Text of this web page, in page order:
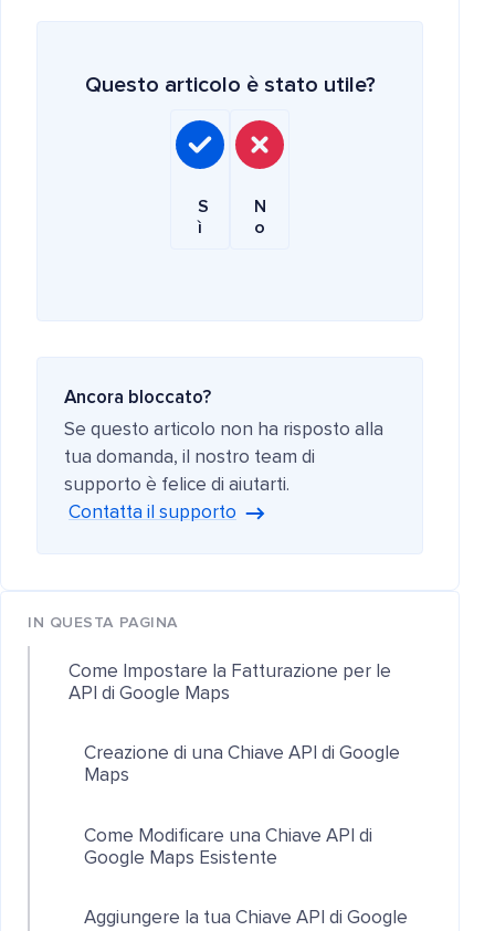
Questo articolo è stato utile?
S
ì
N
o
Ancora bloccato?
Se questo articolo non ha risposto alla
tua domanda, il nostro team di
supporto è felice di aiutarti.
Contatta il supporto
IN QUESTA PAGINA
Come Impostare la Fatturazione per le
API di Google Maps
Creazione di una Chiave API di Google
Maps
Come Modificare una Chiave API di
Google Maps Esistente
Aggiungere la tua Chiave API di Google